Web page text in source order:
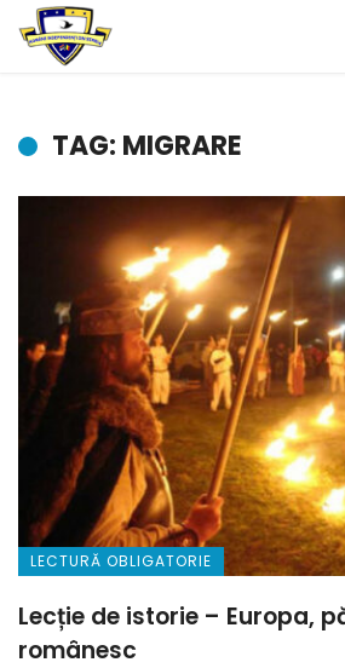
TAG: MIGRARE
LECTURĂ OBLIGATORIE
Lecție de istorie – Europa,
românesc